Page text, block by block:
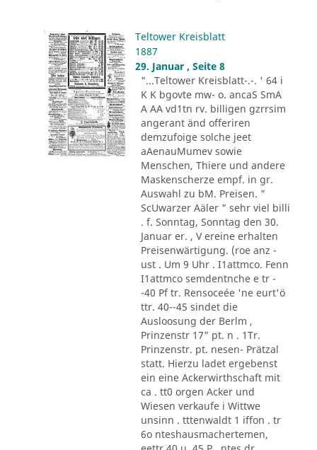
Teltower Kreisblatt
1887
29. Januar , Seite 8
"...Teltower Kreisblatt-.-. ' 64 i
K K bgovte mw- o. ancaS SmA
A AA vd1tn rv. billigen gzrrsim
angerant änd offeriren
demzufoige solche jeet
aAenauMumev sowie
Menschen, Thiere und andere
Maskenscherze empf. in gr.
Auswahl zu bM. Preisen. "
ScUwarzer Aäler " sehr viel billi
. f. Sonntag, Sonntag den 30.
Januar er. , V ereine erhalten
Preisenwärtigung. (roe anz -
ust . Um 9 Uhr . I1attmco. Fenn
I1attmco semdentnche e tr -
-40 Pf tr. Rensoceée 'ne eurt'ö
ttr. 40--45 sindet die
Ausloosung der Berlm ,
Prinzenstr 17" pt. n . 1Tr.
Prinzenstr. pt. nesen- Prätzal
statt. Hierzu ladet ergebenst
ein eine Ackerwirthschaft mit
ca . tt0 orgen Acker und
Wiesen verkaufe i Wittwe
unsinn . tttenwaldt 1 iffon . tr
6o nteshausmachertemen,